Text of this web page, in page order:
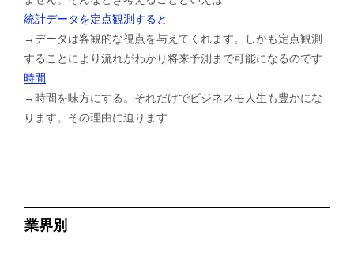
統計データを定点観測すると
→データは客観的な視点を与えてくれます。しかも定点観測
することにより流れがわかり将来予測まで可能になるのです
時間
→時間を味方にする。それだけでビジネスモ人生も豊かにな
ります。その理由に迫ります
業界別